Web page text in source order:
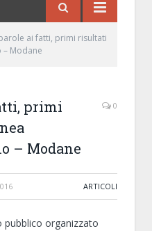
ai fatti, primi risultati
Modane
primi
– Modane
0
ARTICOLI
pubblico organizzato